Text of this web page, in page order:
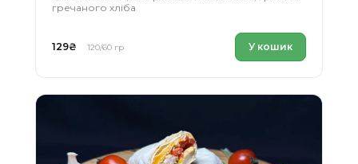
гречаного хліба
129₴ 120/60 гр У кошик